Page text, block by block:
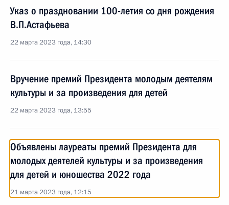
Указ о праздновании 100-летия со дня рождения
В.П.Астафьева
22 марта 2023 года, 14:30
Вручение премий Президента молодым деятелям
культуры и за произведения для детей
22 марта 2023 года, 13:55
Объявлены лауреаты премий Президента для
молодых деятелей культуры и за произведения
для детей и юношества 2022 года
21 марта 2023 года, 12:15